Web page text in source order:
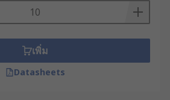
เพิ่ม
Datasheets